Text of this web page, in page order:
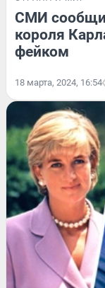
СМИ
короля
фейком
18 марта, 2024, 16:54